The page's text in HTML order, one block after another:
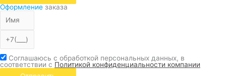
Оформление заказа
Соглашаюсь с обработкой персональных данных, в
соответствии с Политикой конфиденциальности компании